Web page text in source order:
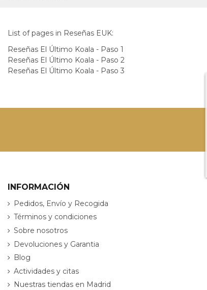
List of pages in Reseñas EUK:
Reseñas El Último Koala - Paso 1
Reseñas El Último Koala - Paso 2
Reseñas El Último Koala - Paso 3
INFORMACIÓN
Pedidos, Envío y Recogida
Términos y condiciones
Sobre nosotros
Devoluciones y Garantia
Blog
Actividades y citas
Nuestras tiendas en Madrid